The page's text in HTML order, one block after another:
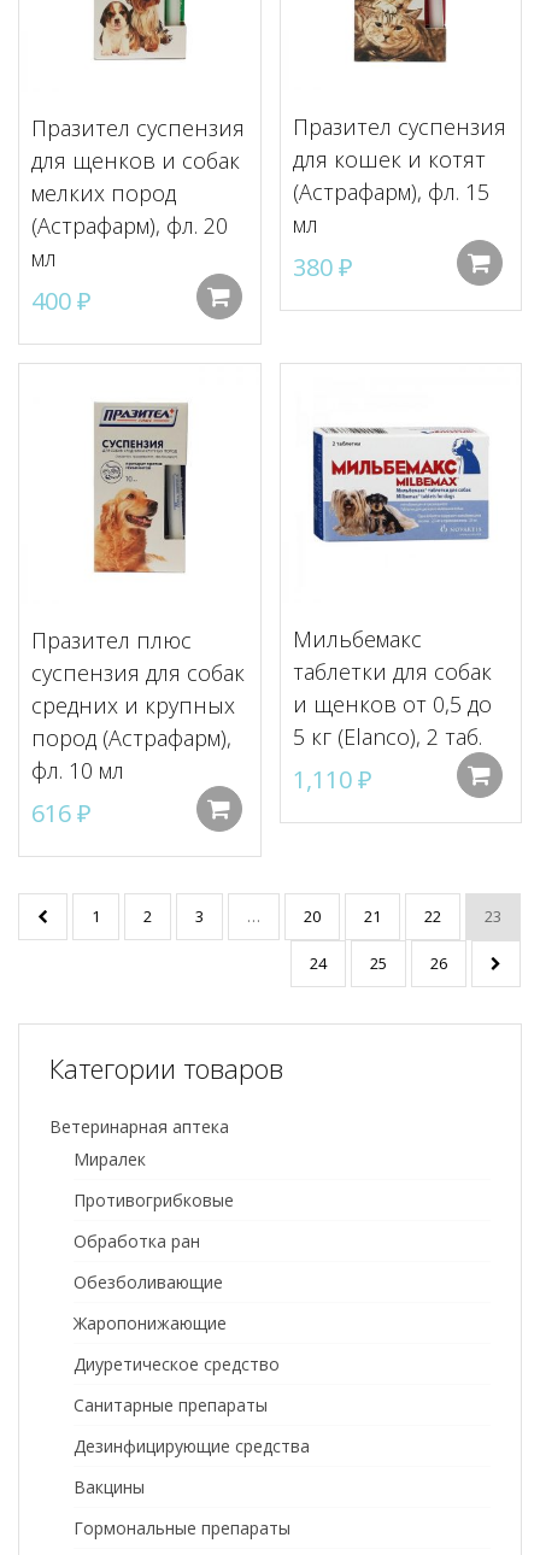
Празител суспензия
для щенков и собак
мелких пород
(Астрафарм), фл. 20
мл
400₽
Празител суспензия
для кошек и котят
(Астрафарм), фл. 15
мл
380₽
Празител плюс
суспензия для собак
средних и крупных
пород (Астрафарм),
фл. 10 мл
616₽
Мильбемакс
таблетки для собак
и щенков от 0,5 до
5 кг (Elanco), 2 таб.
1,110₽
1 2 3 … 20 21 22 23
24 25 26
Категории товаров
Ветеринарная аптека
Миралек
Противогрибковые
Обработка ран
Обезболивающие
Жаропонижающие
Диуретическое средство
Санитарные препараты
Дезинфицирующие средства
Вакцины
Гормональные препараты